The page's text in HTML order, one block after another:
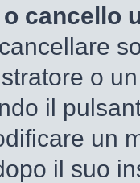
cancello
o
il
un
il suo